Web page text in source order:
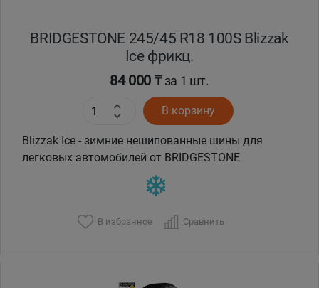
BRIDGESTONE 245/45 R18 100S Blizzak
Ice фрикц.
84 000 ₸за 1 шт.
В корзину
Blizzak Ice - зимние нешипованные шины для
легковых автомобилей от BRIDGESTONE
В избранное Сравнить